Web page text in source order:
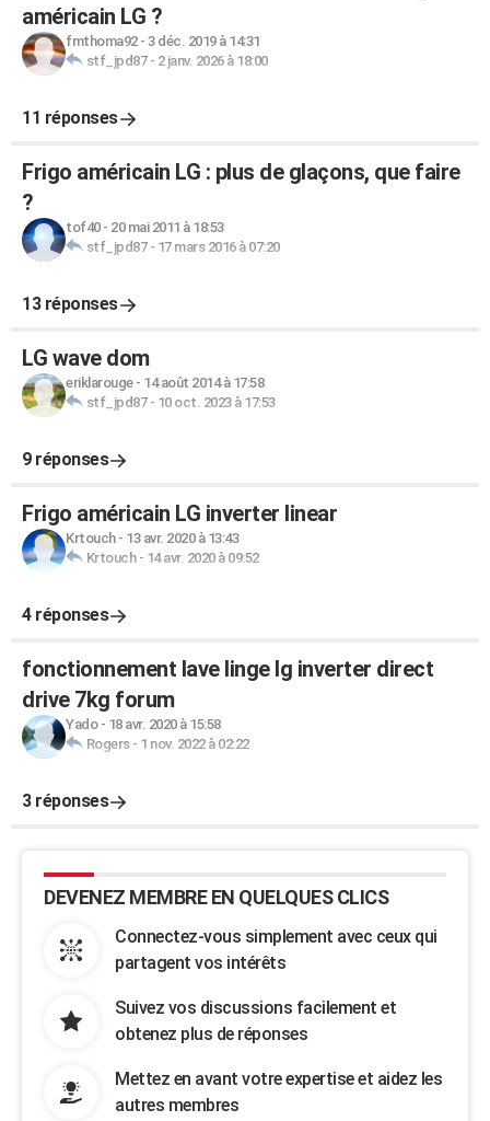
américain LG ?
fmthoma92- 3 déc. 2019 à 14:31
stf_jpd87- 2 janv. 2026 à 18:00
11 réponses
Frigo américain LG : plus de glaçons, que faire
?
tof40- 20 mai 2011 à 18:53
stf_jpd87- 17 mars 2016 à 07:20
13 réponses
LG wave dom
eriklarouge- 14 août 2014 à 17:58
stf_jpd87- 10 oct. 2023 à 17:53
9 réponses
Frigo américain LG inverter linear
Krtouch- 13 avr. 2020 à 13:43
Krtouch- 14 avr. 2020 à 09:52
4 réponses
fonctionnement lave linge lg inverter direct
drive 7kg forum
Yado- 18 avr. 2020 à 15:58
Rogers- 1 nov. 2022 à 02:22
3 réponses
DEVENEZ MEMBRE EN QUELQUES CLICS
Connectez-vous simplement avec ceux qui
partagent vos intérêts
Suivez vos discussions facilement et
obtenez plus de réponses
Mettez en avant votre expertise et aidez les
autres membres